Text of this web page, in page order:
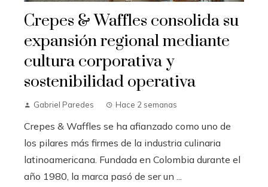
Crepes & Waffles consolida su
expansión regional mediante
cultura corporativa y
sostenibilidad operativa
Gabriel Paredes Hace 2 semanas
Crepes & Waffles se ha afianzado como uno de
los pilares más firmes de la industria culinaria
latinoamericana. Fundada en Colombia durante el
año 1980, la marca pasó de ser un ...